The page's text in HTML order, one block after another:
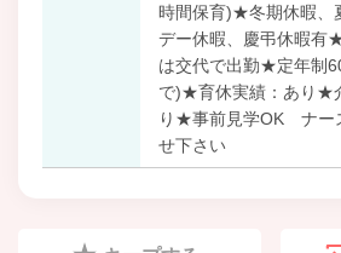
時間保育)★冬期休暇、
デー休暇、慶弔休暇有
は交代で出勤★定年制
で)★育休実績：あり★
り★事前見学OK ナー
せ下さい